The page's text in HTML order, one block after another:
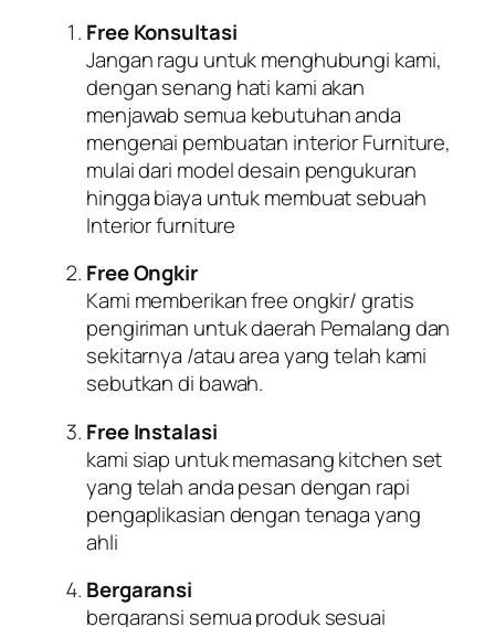
Free Konsultasi
Jangan ragu untuk menghubungi kami,
dengan senang hati kami akan
menjawab semua kebutuhan anda
mengenai pembuatan interior Furniture,
mulai dari model desain pengukuran
hingga biaya untuk membuat sebuah
Interior furniture
Free Ongkir
Kami memberikan free ongkir/ gratis
pengiriman untuk daerah Pemalang dan
sekitarnya /atau area yang telah kami
sebutkan di bawah.
Free Instalasi
kami siap untuk memasang kitchen set
yang telah anda pesan dengan rapi
pengaplikasian dengan tenaga yang
ahli
Bergaransi
bergaransi semua produk sesuai